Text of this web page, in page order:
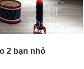
2 bạn nhỏ